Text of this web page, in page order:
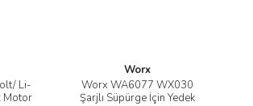
Li-
Motor
Worx
Worx WA6077 WX030
Şarjlı Süpürge İçin Yedek
İncele